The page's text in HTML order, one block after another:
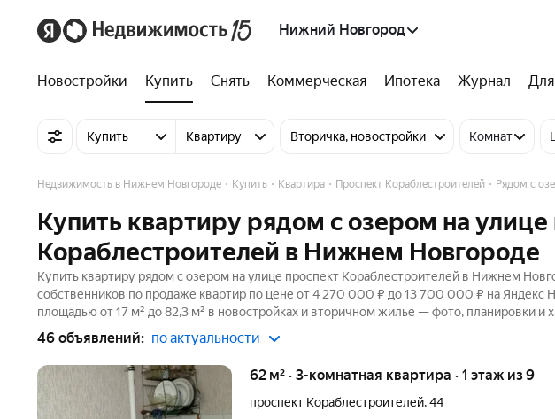
Нижний Новгород
Новостройки Купить Снять Коммерческая Ипотека Журнал
Купить Квартиру Вторичка, новостройки Комнат
Недвижимость в Нижнем Новгороде Купить Квартира Проспект Кораблестроителей Рядом с
Купить квартиру рядом с озером на улице
Кораблестроителей в Нижнем Новгороде
Купить квартиру рядом с озером на улице проспект Кораблестроителей в Нижнем
собственников по продаже квартир по цене от 4 270 000 ₽ до 13 700 000 ₽ на
площадью от 17 м² до 82,3 м² в новостройках и вторичном жилье — фото, планировки и
46 объявлений: по актуальности
62 м² · 3-комнатная квартира · 1 этаж из 9
проспект Кораблестроителей,44